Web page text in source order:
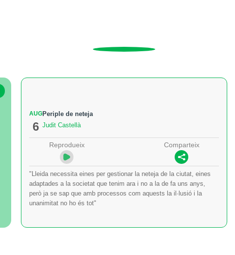
AUG
6
Periple de neteja
Judit Castellà
Reprodueix Comparteix
"Lleida necessita eines per gestionar la neteja de la ciutat, eines
adaptades a la societat que tenim ara i no a la de fa uns anys,
però ja se sap que amb processos com aquests la il·lusió i la
unanimitat no ho és tot"